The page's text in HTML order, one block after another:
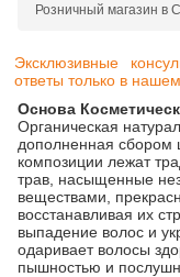
Розничный магазин в
Эксклюзивные
ответы только в
Основа
Органическая
дополненная сбором
композиции лежат
трав, насыщенные
веществами,
восстанавливая их
выпадение волос и
одаривает волосы
пышностью и